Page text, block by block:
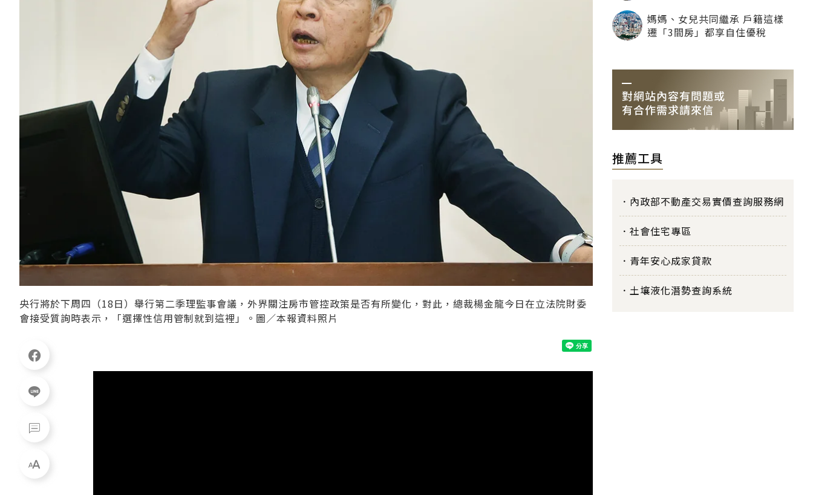
央行將於下周四（18日）舉行第二季理監事會議，外界關注房市管控政策是否有所變化，對此，總裁楊金龍今日在立法院財委
會接受質詢時表示，「選擇性信用管制就到這裡」。圖／本報資料照片
媽媽、女兒共同繼承 戶籍這樣
遷「3間房」都享自住優稅
推薦工具
內政部不動產交易實價查詢服務網
社會住宅專區
青年安心成家貸款
土壤液化潛勢查詢系統